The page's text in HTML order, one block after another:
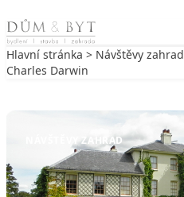
Skip to content
Hlavní stránka > Návštěvy zahrad
Charles Darwin
NÁVŠTĚVY ZAHRAD